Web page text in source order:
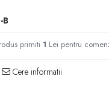
B
primiti 1 Lei pentru
Cere informatii